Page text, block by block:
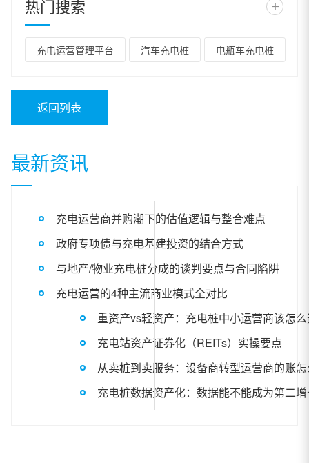
热门搜索 +
充电运营管理平台 汽车充电桩 电瓶车充电桩
返回列表
最新资讯
充电运营商并购潮下的估值逻辑与整合难点
政府专项债与充电基建投资的结合方式
与地产/物业充电桩分成的谈判要点与合同陷阱
充电运营的4种主流商业模式全对比
重资产vs轻资产：充电桩中小运营商该怎
充电站资产证券化（REITs）实操要点
从卖桩到卖服务：设备商转型运营商的账
充电桩数据资产化：数据能不能成为第二